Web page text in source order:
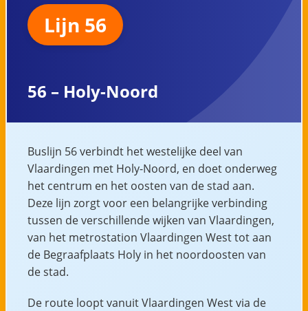
Lijn 56
56 – Holy-Noord
Buslijn 56 verbindt het westelijke deel van
Vlaardingen met Holy-Noord, en doet onderweg
het centrum en het oosten van de stad aan.
Deze lijn zorgt voor een belangrijke verbinding
tussen de verschillende wijken van Vlaardingen,
van het metrostation Vlaardingen West tot aan
de Begraafplaats Holy in het noordoosten van
de stad.
De route loopt vanuit Vlaardingen West via de